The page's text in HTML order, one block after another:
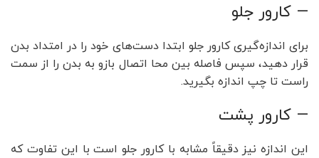
— کارور جلو
برای اندازه‌گیری کارور جلو ابتدا دست‌های خود را در امتداد بدن
قرار دهید، سپس فاصله بین محا اتصال بازو به بدن را از سمت
راست تا چپ اندازه بگیرید.
— کارور پشت
این اندازه نیز دقیقاً مشابه با کارور جلو است با این تفاوت که